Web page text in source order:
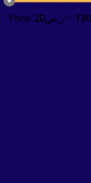
Price: ر.س20 —